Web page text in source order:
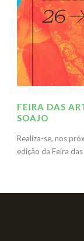
FEIRA DAS
SOAJO
Realiza-se, nos
edição da Feira